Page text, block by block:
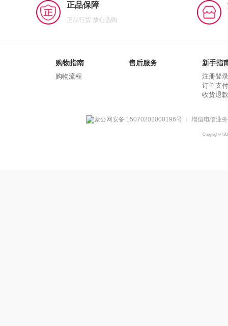
正品保障
正品行货 放心选购
购物指南
购物流程
售后服务 新手指
注册登录
订单支付
收货退款
蒙公网安备 15070202000196号 增值电信业